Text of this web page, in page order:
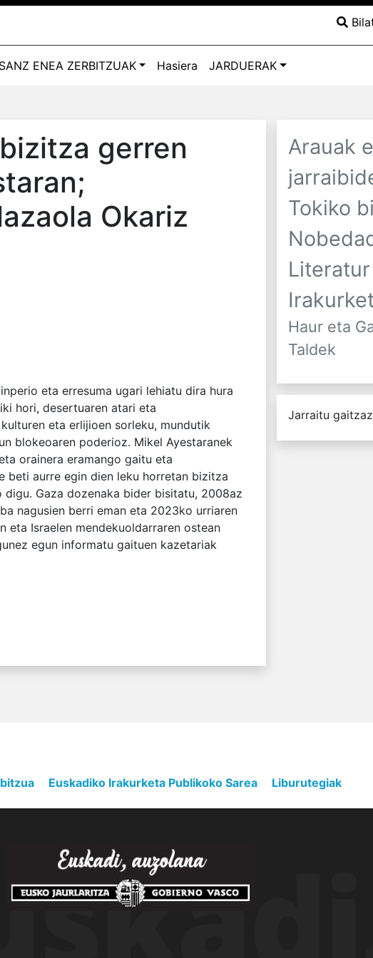
SANZ ENEA ZERBITZUAK Hasiera JARDUERAK
gerren
Okariz
eta erresuma ugari lehiatu dira hura
hori, desertuaren atari eta
eta erlijioen sorleku, mundutik
blokeoaren poderioz. Mikel Ayestaranek
orainera eramango gaitu eta
beti aurre egin dien leku horretan bizitza
digu. Gaza dozenaka bider bisitatu, 2008az
nagusien berri eman eta 2023ko urriaren
eta Israelen mendekuoldarraren ostean
egun informatu gaituen kazetariak
Arauak
Tokiko
Haur eta
Taldek
Jarraitu
Euskadiko Irakurketa Publikoko Sarea Liburutegiak